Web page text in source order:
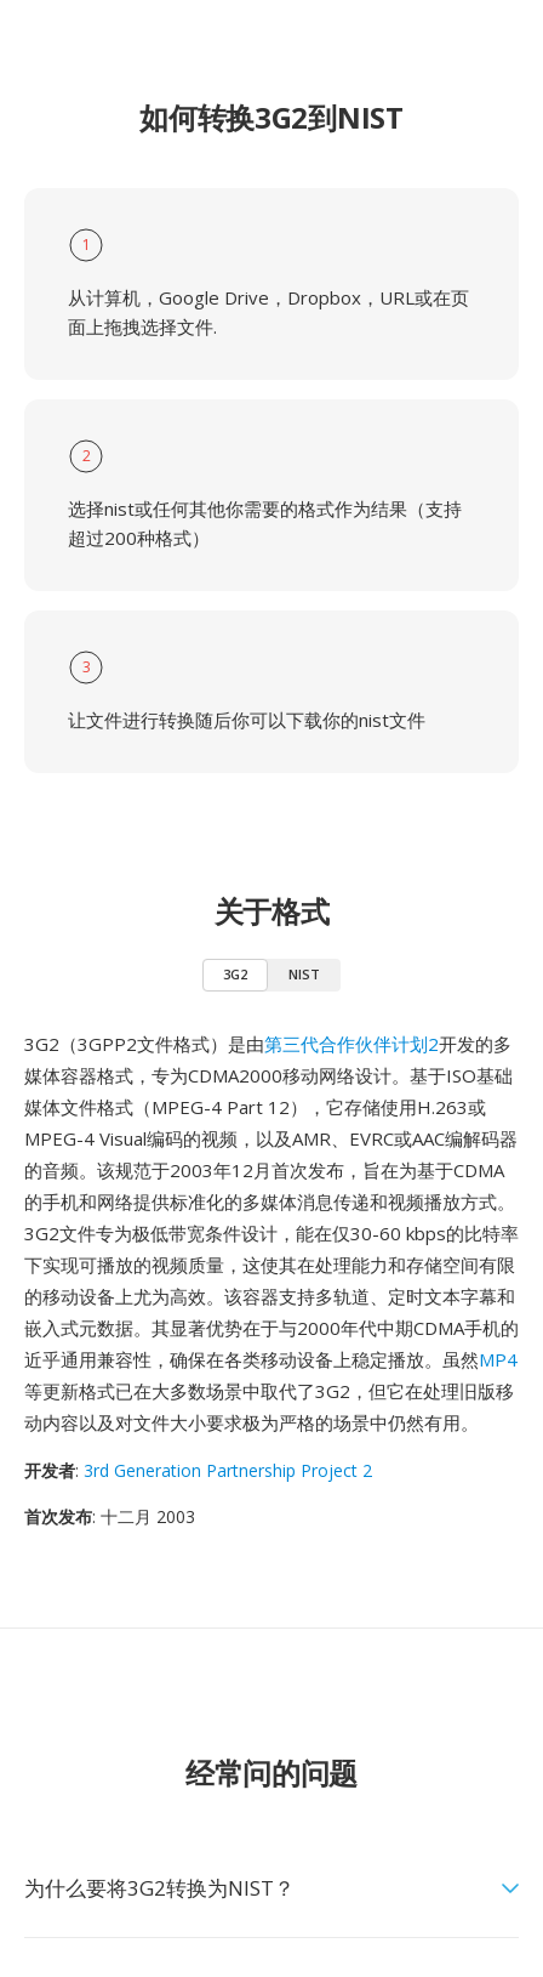
如何转换3G2到NIST
1
从计算机，Google Drive，Dropbox，URL或在页
面上拖拽选择文件.
2
选择nist或任何其他你需要的格式作为结果（支持
超过200种格式）
3
让文件进行转换随后你可以下载你的nist文件
关于格式
3G2 NIST
3G2（3GPP2文件格式）是由第三代合作伙伴计划2开发的多
媒体容器格式，专为CDMA2000移动网络设计。基于ISO基础
媒体文件格式（MPEG-4 Part 12），它存储使用H.263或
MPEG-4 Visual编码的视频，以及AMR、EVRC或AAC编解码器
的音频。该规范于2003年12月首次发布，旨在为基于CDMA
的手机和网络提供标准化的多媒体消息传递和视频播放方式。
3G2文件专为极低带宽条件设计，能在仅30-60 kbps的比特率
下实现可播放的视频质量，这使其在处理能力和存储空间有限
的移动设备上尤为高效。该容器支持多轨道、定时文本字幕和
嵌入式元数据。其显著优势在于与2000年代中期CDMA手机的
近乎通用兼容性，确保在各类移动设备上稳定播放。虽然MP4
等更新格式已在大多数场景中取代了3G2，但它在处理旧版移
动内容以及对文件大小要求极为严格的场景中仍然有用。
开发者: 3rd Generation Partnership Project 2
首次发布: 十二月 2003
经常问的问题
为什么要将3G2转换为NIST？